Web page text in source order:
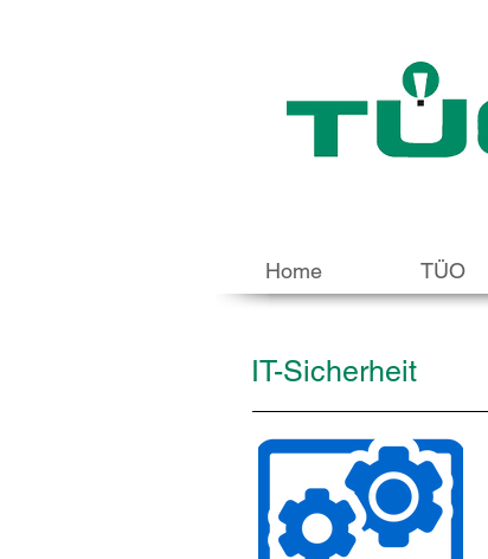
Home TÜO
IT-Sicherheit